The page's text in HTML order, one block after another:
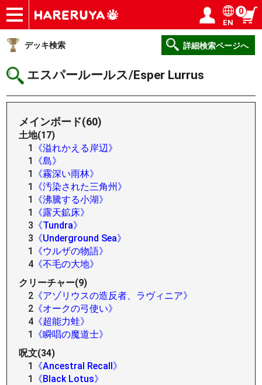
ショップ
買取
記事
デッキ検索
デッキ構築
選手一覧
店舗一覧
イベント
ヘルプ
お問い合わせ ログイン／会員登録
EN
0
デッキ検索 詳細検索ページへ
エスパールールス/Esper Lurrus
メインボード(60)
土地(17)
1
《溢れかえる岸辺》
1
《島》
1
《霧深い雨林》
1
《汚染された三角州》
1
《沸騰する小湖》
1
《露天鉱床》
3 《Tundra》
3 《Underground Sea》
1
《ウルザの物語》
4 《不毛の大地》
クリーチャー(9)
2 《アゾリウスの造反者、ラヴィニア》
2 《オークの弓使い》
4 《超能力蛙》
1
《瞬唱の魔道士》
呪文(34)
1
《Ancestral Recall》
1
《Black Lotus》